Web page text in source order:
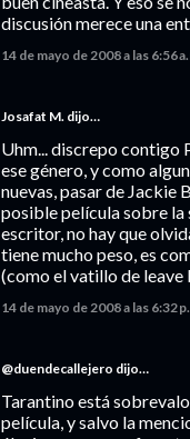
discusión merece una
14 de mayo de 2008 a las 6:56
Josafat M. dijo…
Uhm... discrepo contigo
ese género, y como
nuevas, pasar de Jackie
posible película sobre la
escritor, no hay que
tiene mucho peso, es
(como el vatillo de leave
14 de mayo de 2008 a las 6:32
@duendecallejero dijo…
Tarantino está
película, y salvo la